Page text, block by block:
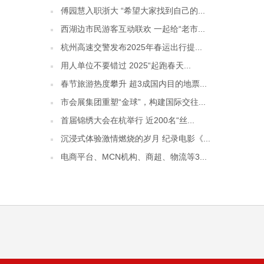
傅园慧入职浙大 “希望大家找到自己的...
西湖边市民游客互动联欢 一起给“老市...
杭州高速交警发布2025年春运出行提...
用人单位不要错过 2025“起跑春天...
春节旅游热度攀升 超3成国内目的地票...
市会展集团重塑“金球”，构建国际交往...
首届锦绣大会在杭举行 近200名“丝...
沉浸式体验激情燃烧的岁月 纪录电影《...
电商平台、MCN机构、商超、物流等3...